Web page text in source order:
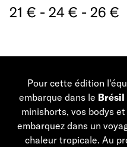
21 € - 24 € - 26 €
Pour cette édition
embarque dans le Brésil
minishorts, vos bodys
embarquez dans un
chaleur tropicale. Au